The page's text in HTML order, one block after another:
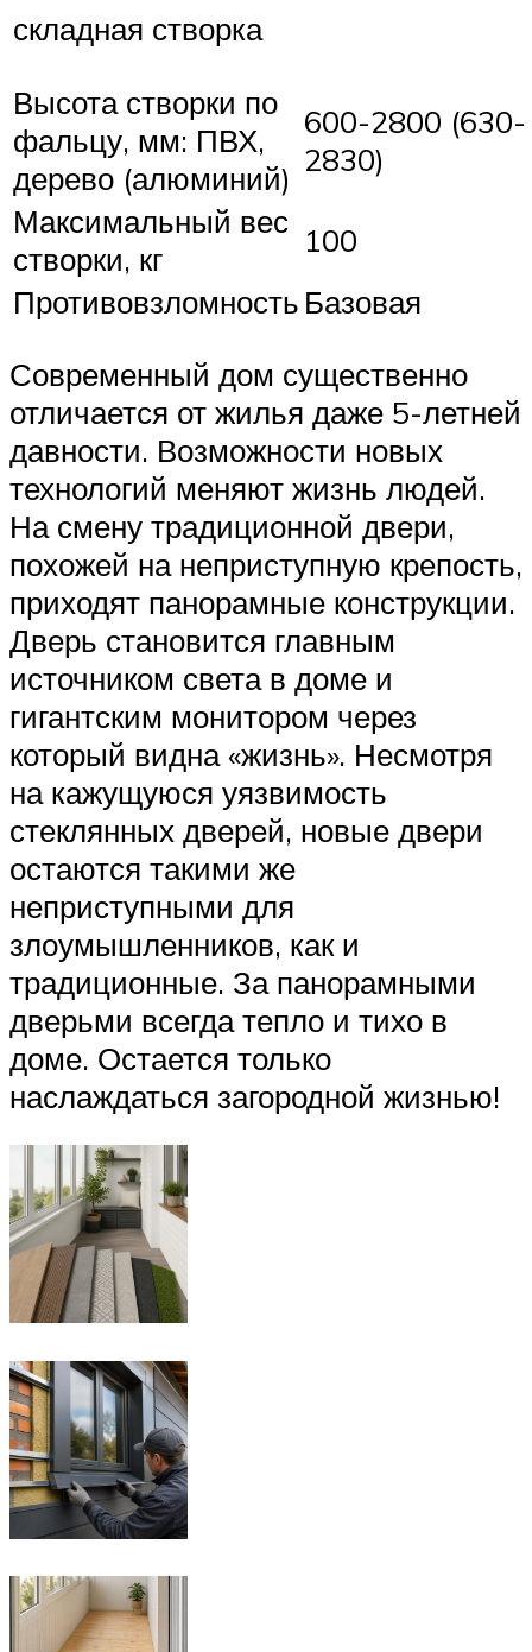
складная створка
Высота створки по
фальцу, мм: ПВХ,
дерево (алюминий)
600-2800 (630-
2830)
Максимальный вес
створки, кг
100
Противовзломность Базовая
Современный дом существенно
отличается от жилья даже 5-летней
давности. Возможности новых
технологий меняют жизнь людей.
На смену традиционной двери,
похожей на неприступную крепость,
приходят панорамные конструкции.
Дверь становится главным
источником света в доме и
гигантским монитором через
который видна «жизнь». Несмотря
на кажущуюся уязвимость
стеклянных дверей, новые двери
остаются такими же
неприступными для
злоумышленников, как и
традиционные. За панорамными
дверьми всегда тепло и тихо в
доме. Остается только
наслаждаться загородной жизнью!